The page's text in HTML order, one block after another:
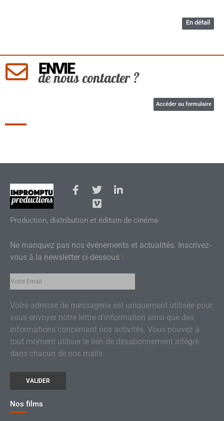
En détail
ENVIE
de nous contacter ?
Accéder au formulaire
Impromptu Productions
Production, distribution et édition de cinéma
Ne manquez pas nos événements et actualités. Inscrivez-
vous à la newsletter ci-dessous :
Votre adresse de messagerie est uniquement utilisée pour
vous envoyer notre lettre d'information ainsi que des
informations concernant nos activités. Vous pouvez à
tout moment utiliser le lien de désabonnement intégré
dans chacun de nos mails.
Nos films